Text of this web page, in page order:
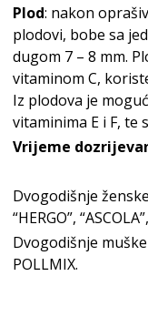
Plod: nakon
plodovi, bobe sa
dugom 7 – 8 mm.
vitaminom C,
Iz plodova je
vitaminima E i F,
Vrijeme
Dvogodišnje ženske
“HERGO”,
Dvogodišnje
POLLMIX.